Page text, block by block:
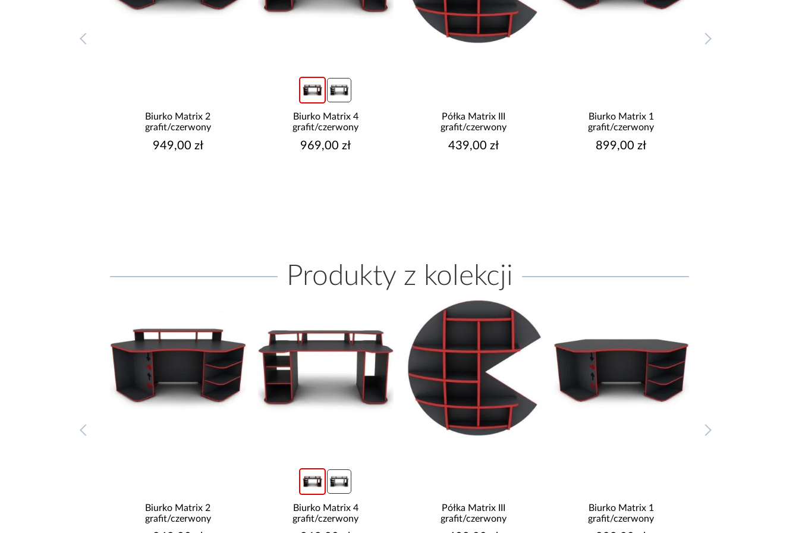
Biurko Matrix 4
grafit/czerwony
969,00 zł
Półka Matrix III
grafit/czerwony
439,00 zł
Biurko Matrix 1
grafit/czerwony
899,00 zł
Regał Matrix RG 75
grafit/czerwony
509,00 zł
Produkty z kolekcji
Biurko Matrix 4
grafit/czerwony
Półka Matrix III
grafit/czerwony
Biurko Matrix 1
grafit/czerwony
Regał Matrix RG 75
grafit/czerwony